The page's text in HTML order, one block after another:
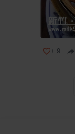
+ 9